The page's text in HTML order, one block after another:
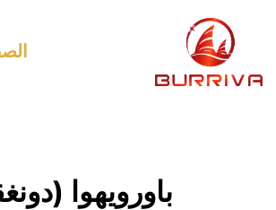
باورويهوا